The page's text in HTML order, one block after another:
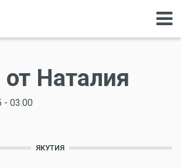
Наталия
- 03:00
ЯКУТИЯ